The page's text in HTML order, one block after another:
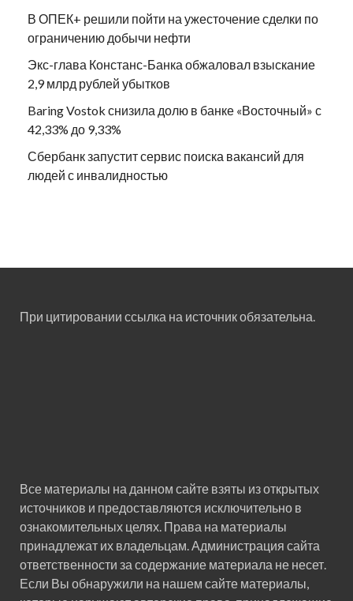
В ОПЕК+ решили пойти на ужесточение сделки по
ограничению добычи нефти
Экс-глава Констанс-Банка обжаловал взыскание
2,9 млрд рублей убытков
Baring Vostok снизила долю в банке «Восточный» с
42,33% до 9,33%
Сбербанк запустит сервис поиска вакансий для
людей с инвалидностью
При цитировании ссылка на источник обязательна.
Все материалы на данном сайте взяты из открытых
источников и предоставляются исключительно в
ознакомительных целях. Права на материалы
принадлежат их владельцам. Администрация сайта
ответственности за содержание материала не несет.
Если Вы обнаружили на нашем сайте материалы,